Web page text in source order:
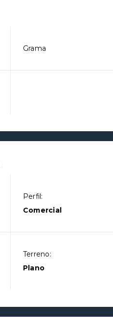
Grama
Perfil:
Comercial
Terreno:
Plano